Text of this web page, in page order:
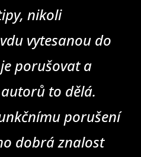
nikoli
vytesanou do
porušovat a
to dělá.
porušení
dobrá znalost